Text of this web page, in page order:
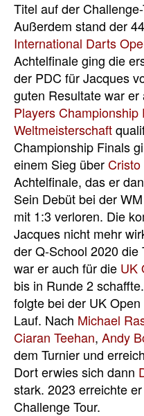
Titel auf der
Außerdem stand der
International Darts
Achtelfinale ging die
der PDC für Jacques
guten Resultate war
Players Championship
Weltmeisterschaft
Championship Finals
einem Sieg über
Achtelfinale, das er
Sein Debüt bei der
mit 1:3 verloren. Die
Jacques nicht mehr
der Q-School 2020 die
war er auch für die UK
bis in Runde 2
folgte bei der UK
Lauf. Nach Michael
Ciaran Teehan, Andy
dem Turnier und
Dort erwies sich dann
stark. 2023 erreichte
Challenge Tour.